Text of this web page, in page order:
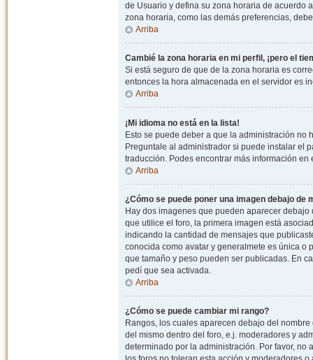
de Usuario y defina su zona horaria de acuerdo
zona horaria, como las demás preferencias,
Arriba
Cambié la zona horaria en mi perfil, ¡pero el
Si está seguro de que de la zona horaria es
entonces la hora almacenada en el servidor es
Arriba
¡Mi idioma no está en la lista!
Esto se puede deber a que la administración no
Preguntale al administrador si puede instalar el
traducción. Podes encontrar más información
Arriba
¿Cómo se puede poner una imagen debajo de
Hay dos imagenes que pueden aparecer
que utilice el foro, la primera imagen está
indicando la cantidad de mensajes que
conocida como avatar y generalmete es única o
que tamaño y peso pueden ser publicadas. En
pedí que sea activada.
Arriba
¿Cómo se puede cambiar mi rango?
Rangos, los cuales aparecen debajo del
del mismo dentro del foro, e.j. moderadores y
determinado por la administración. Por favor,